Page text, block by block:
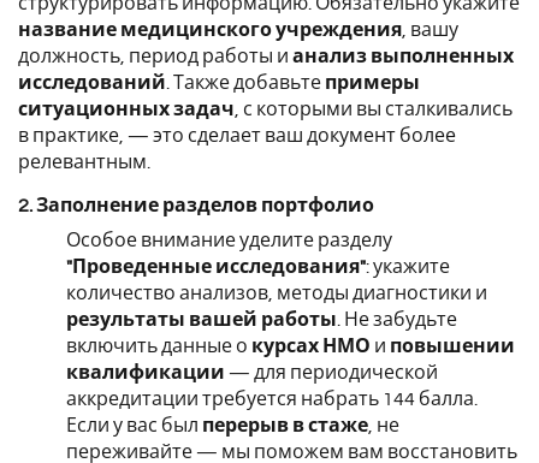
название медицинского учреждения , вашу
должность, период работы и анализ выполненных
исследований . Также добавьте примеры
ситуационных задач , с которыми вы сталкивались
в практике, — это сделает ваш документ более
релевантным.
2. Заполнение разделов портфолио
Особое внимание уделите разделу
"Проведенные исследования": укажите
количество анализов, методы диагностики и
результаты вашей работы . Не забудьте
включить данные о курсах НМО и повышении
квалификации — для периодической
аккредитации требуется набрать 144 балла.
Если у вас был перерыв в стаже , не
переживайте — мы поможем вам восстановить